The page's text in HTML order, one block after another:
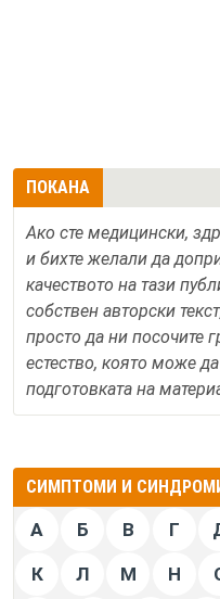
ПОКАНА
Ако сте медицински,
и бихте желали да
качеството на тази
собствен авторски
просто да ни посочите
естество, която може
подготовката на
СИМПТОМИ И
А Б В Г
К Л М Н